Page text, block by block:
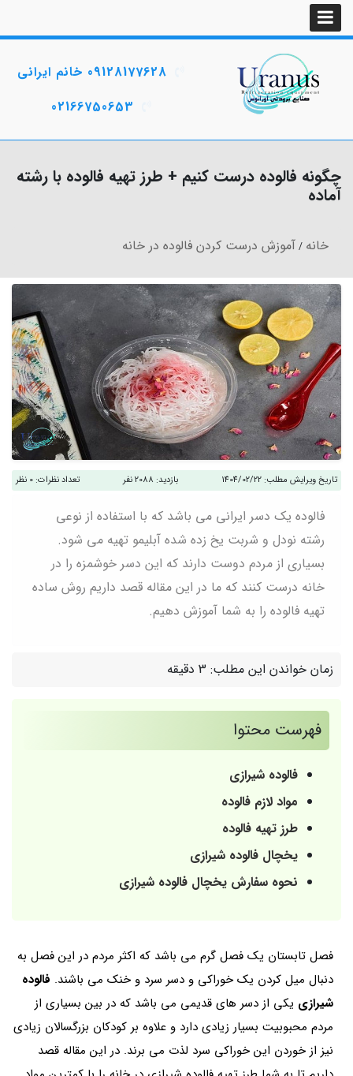
09128177628 خانم ایرانی
02166750653
چگونه فالوده درست کنیم + طرز تهیه فالوده با رشته
آماده
خانه آموزش درست کردن فالوده در خانه
تاریخ ویرایش مطلب: 1404/02/22 بازدید: 2088 نفر تعداد نظرات: 0 نظر
فالوده یک دسر ایرانی می باشد که با استفاده از نوعی
رشته نودل و شربت یخ زده شده آبلیمو تهیه می شود.
بسیاری از مردم دوست دارند که این دسر خوشمزه را در
خانه درست کنند که ما در این مقاله قصد داریم روش ساده
تهیه فالوده را به شما آموزش دهیم.
زمان خواندن این مطلب: 3 دقیقه
فهرست محتوا
فالوده شیرازی
مواد لازم فالوده
طرز تهیه فالوده
یخچال فالوده شیرازی
نحوه سفارش یخچال فالوده شیرازی
فصل تابستان یک فصل گرم می باشد که اکثر مردم در این فصل به
دنبال میل کردن یک خوراکی و دسر سرد و خنک می باشند. فالوده
شیرازی یکی از دسر های قدیمی می باشد که در بین بسیاری از
مردم محبوبیت بسیار زیادی دارد و علاوه بر کودکان بزرگسالان زیادی
نیز از خوردن این خوراکی سرد لذت می برند. در این مقاله قصد